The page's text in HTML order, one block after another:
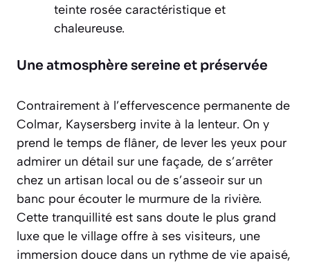
teinte rosée caractéristique et
chaleureuse.
Une atmosphère sereine et préservée
Contrairement à l’effervescence permanente de
Colmar, Kaysersberg invite à la lenteur. On y
prend le temps de flâner, de lever les yeux pour
admirer un détail sur une façade, de s’arrêter
chez un artisan local ou de s’asseoir sur un
banc pour écouter le murmure de la rivière.
Cette tranquillité est sans doute le plus grand
luxe que le village offre à ses visiteurs, une
immersion douce dans un rythme de vie apaisé,